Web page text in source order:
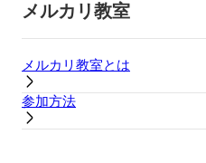
メルカリ教室
メルカリ教室とは
参加方法